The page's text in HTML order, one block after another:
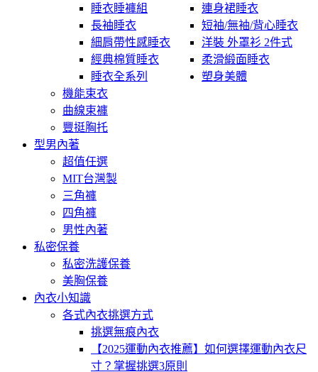
睡衣睡褲組
連身裙睡衣
長袖睡衣
短袖/無袖/背心睡衣
細肩帶性感睡衣
洋裝 外罩衫 2件式
經典棉質睡衣
柔滑緞面睡衣
睡衣全系列
塑身美體
機能束衣
曲線束褲
豐挺胸托
型男內著
超值任選
MIT台灣製
三角褲
四角褲
男性內著
私密保養
私密洗護保養
美胸保養
內衣小知識
各式內衣挑選方式
挑選無痕內衣
【2025運動內衣推薦】如何選擇運動內衣尺
寸？掌握挑選3原則